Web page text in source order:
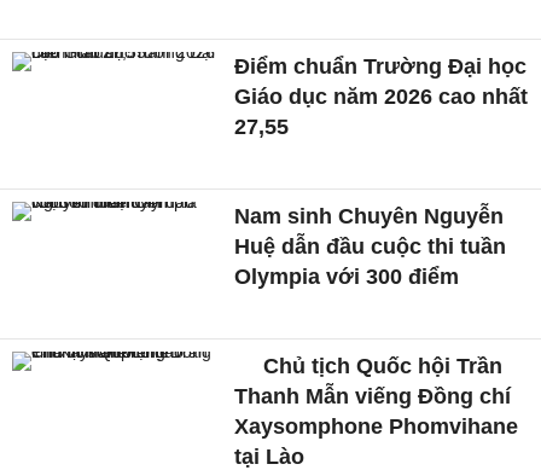
Điểm chuẩn Trường Đại học
Giáo dục năm 2026 cao nhất
27,55
Nam sinh Chuyên Nguyễn
Huệ dẫn đầu cuộc thi tuần
Olympia với 300 điểm
Chủ tịch Quốc hội Trần
Thanh Mẫn viếng Đồng chí
Xaysomphone Phomvihane
tại Lào